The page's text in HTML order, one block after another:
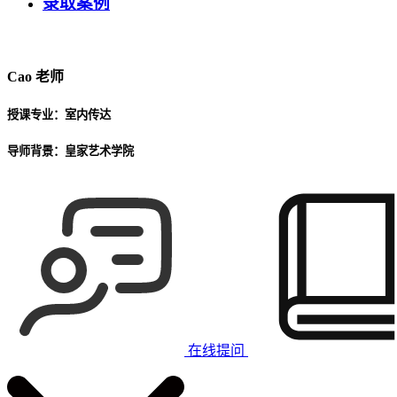
Cao 老师
授课专业： 室内传达
导师背景： 皇家艺术学院
在线提问